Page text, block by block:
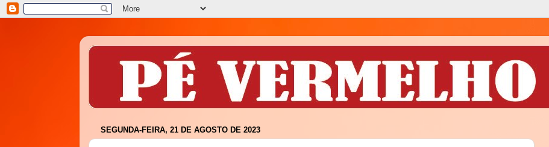
SEGUNDA-FEIRA, 21 DE AGOSTO DE 2023